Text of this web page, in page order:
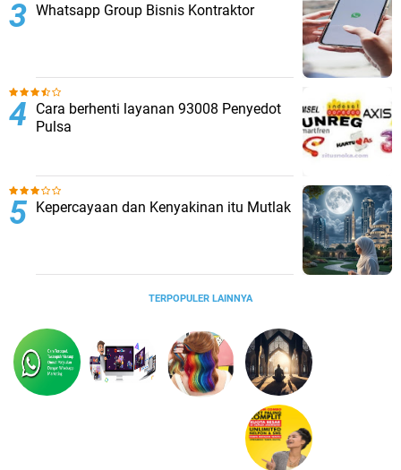
Whatsapp Group Bisnis Kontraktor
Cara berhenti layanan 93008 Penyedot
Pulsa
Kepercayaan dan Kenyakinan itu Mutlak
TERPOPULER LAINNYA